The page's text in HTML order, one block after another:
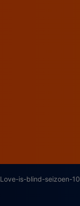
Love-is-blind-seizoen-10